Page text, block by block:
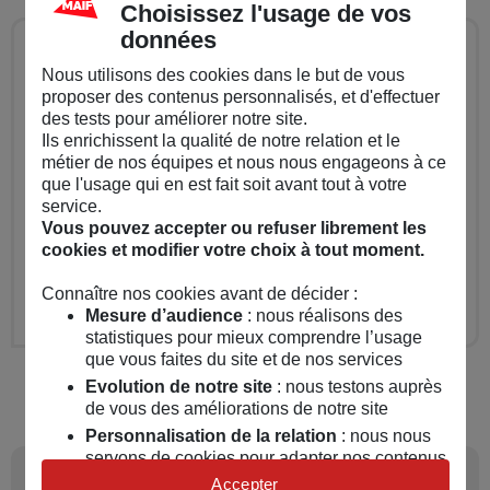
Bon à savoir
A la MAIF, vous relevez automatiquement du
conseil patrimonial à compter de 30 000 €
d'épargne à placer. En dessous, vous pouvez
également relever du conseil patrimonial en
fonction de votre situation et des objectifs
bon interlocuteur.
Indépendant, cabinet de
Choisissez l'usage de vos
données
Nous utilisons des cookies dans le but de vous
proposer des contenus personnalisés, et d'effectuer
des tests pour améliorer notre site.
Ils enrichissent la qualité de notre relation et le
métier de nos équipes et nous nous engageons à ce
que l'usage qui en est fait soit avant tout à votre
service.
Vous pouvez accepter ou refuser librement les
cookies et modifier votre choix à tout moment.
Connaître nos cookies avant de décider :
Mesure d’audience: nous réalisons des
statistiques pour mieux comprendre l’usage
que vous faites du site et de nos services
Evolution de notre site: nous testons auprès
de vous des améliorations de notre site
Personnalisation de la relation : nous nous
servons de cookies pour adapter nos contenus
et personnaliser nos offres
Accepter